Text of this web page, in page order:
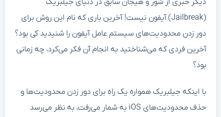
دیگر خبری از شور و هیجان سابق در دنیای جیلبریک
(Jailbreak) آیفون نیست! آخرین باری که نام این روش برای
دور زدن محدودیت‌های سیستم عامل آیفون را شنیدید کی بود؟
آخرین فردی که می‌شناختید به انجام آن فکر می‌کرد، چه زمانی
بود؟
با اینکه جیلبریک همواره یک راه برای دور زدن محدودیت‌ها و
حذف محدودیت‌های iOS به شمار می‌رفت، به نظر می‌رسد